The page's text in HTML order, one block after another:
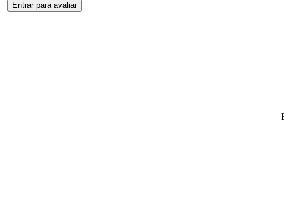
Entrar para avaliar